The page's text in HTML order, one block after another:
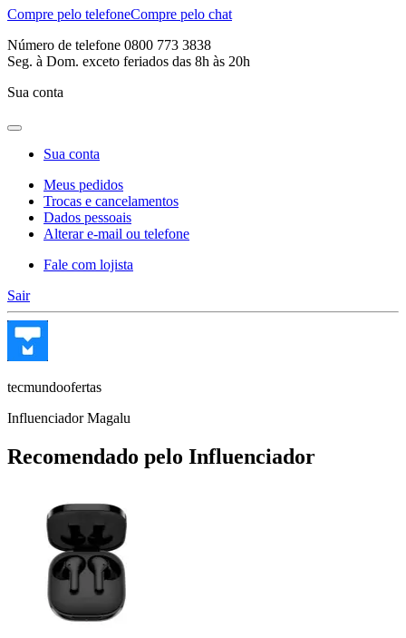
Compre pelo telefoneCompre pelo chat
Número de telefone 0800 773 3838
Seg. à Dom. exceto feriados das 8h às 20h
Sua conta
Sua conta
Meus pedidos
Trocas e cancelamentos
Dados pessoais
Alterar e-mail ou telefone
Fale com lojista
Sair
tecmundoofertas
Influenciador Magalu
Recomendado pelo Influenciador